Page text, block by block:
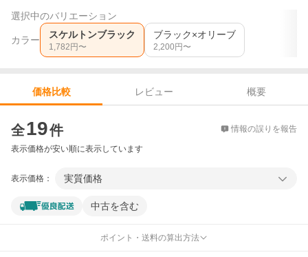
選択中のバリエーション
カラー スケルトンブラック
1,782 円〜
ブラック×オリーブ
2,200 円〜
価格比較 レビュー
概要
全19件 情報の誤りを報告
表示価格が安い順に表示しています
表示価格： 実質価格
中古を含む
ポイント・送料の算出方法